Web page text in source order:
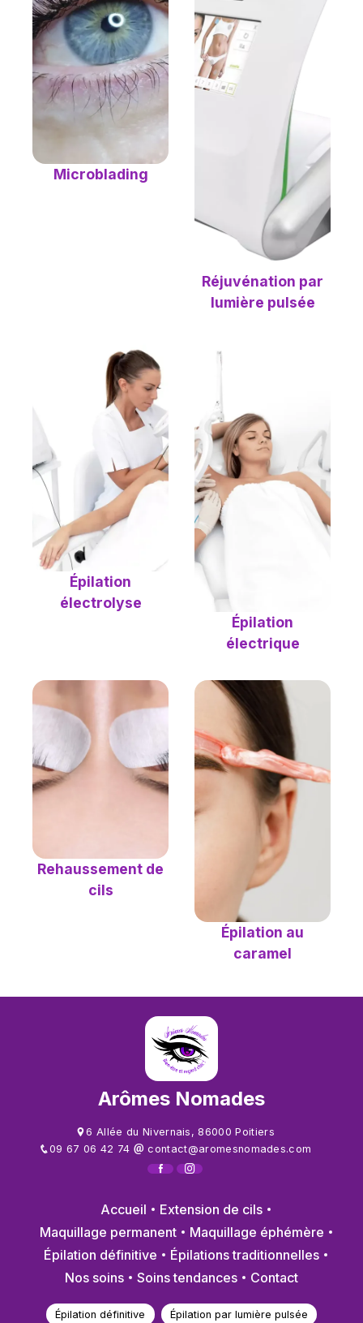
Microblading
Réjuvénation par
lumière pulsée
Épilation
électrolyse
Épilation
électrique
Rehaussement de
cils
Épilation au
caramel
Arômes Nomades
6 Allée du Nivernais, 86000 Poitiers
09 67 06 42 74
contact@aromesnomades.com
Accueil
Extension de cils
Maquillage permanent
Maquillage éphémère
Épilation définitive
Épilations traditionnelles
Nos soins
Soins tendances Contact
Épilation définitive Épilation par lumière pulsée